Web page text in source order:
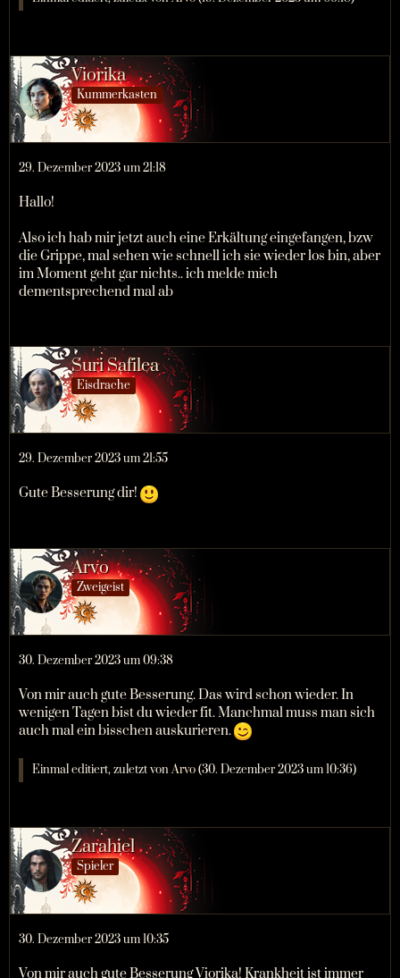
Viorika
Kummerkasten
29. Dezember 2023 um 21:18
Hallo!
Also ich hab mir jetzt auch eine Erkältung eingefangen, bzw
die Grippe, mal sehen wie schnell ich sie wieder los bin, aber
im Moment geht gar nichts.. ich melde mich
dementsprechend mal ab
Suri Safilea
Eisdrache
29. Dezember 2023 um 21:55
Gute Besserung dir!
Arvo
Zweigeist
30. Dezember 2023 um 09:38
Von mir auch gute Besserung. Das wird schon wieder. In
wenigen Tagen bist du wieder fit. Manchmal muss man sich
auch mal ein bisschen auskurieren.
Einmal editiert, zuletzt vonArvo(30. Dezember 2023 um 10:36)
Zarahiel
Spieler
30. Dezember 2023 um 10:35
Von mir auch gute Besserung Viorika! Krankheit ist immer